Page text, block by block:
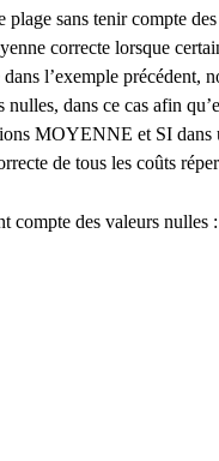
sans tenir compte
correcte lorsque
l’exemple précédent,
dans ce cas afin
MOYENNE et SI dans
de tous les coûts
compte des valeurs nulles :